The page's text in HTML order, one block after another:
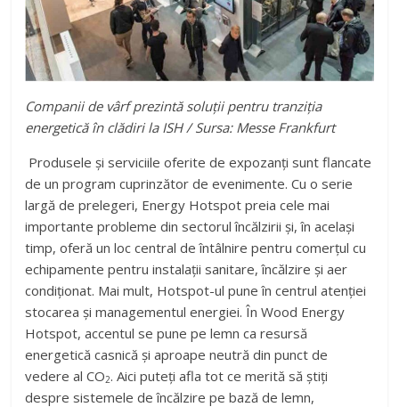
Companii de vârf prezintă soluții pentru tranziția
energetică în clădiri la ISH / Sursa: Messe Frankfurt
Produsele și serviciile oferite de expozanți sunt flancate
de un program cuprinzător de evenimente. Cu o serie
largă de prelegeri, Energy Hotspot preia cele mai
importante probleme din sectorul încălzirii și, în același
timp, oferă un loc central de întâlnire pentru comerțul cu
echipamente pentru instalații sanitare, încălzire și aer
condiționat. Mai mult, Hotspot-ul pune în centrul atenției
stocarea și managementul energiei. În Wood Energy
Hotspot, accentul se pune pe lemn ca resursă
energetică casnică și aproape neutră din punct de
vedere al CO2. Aici puteți afla tot ce merită să știți
despre sistemele de încălzire pe bază de lemn,